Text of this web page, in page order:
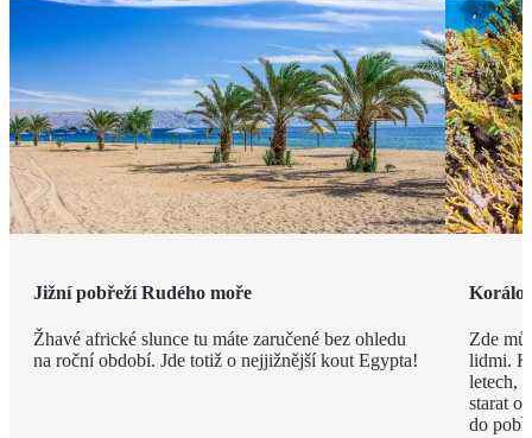
Jižní pobřeží Rudého moře
Žhavé africké slunce tu máte zaručené bez ohledu
na roční období. Jde totiž o nejjižnější kout Egypta!
Zde
lidmi. K
letech,
starat o
do